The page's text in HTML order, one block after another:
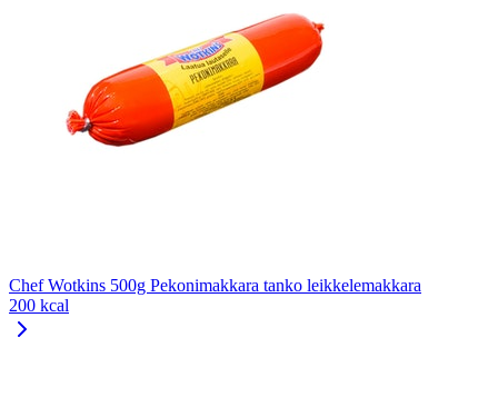
Chef Wotkins 500g Pekonimakkara tanko leikkelemakkara
200 kcal